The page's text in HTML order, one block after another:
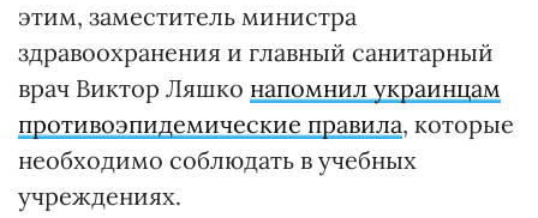
этим, заместитель министра
здравоохранения и главный санитарный
врач Виктор Ляшко напомнил украинцам
противоэпидемические правила, которые
необходимо соблюдать в учебных
учреждениях.